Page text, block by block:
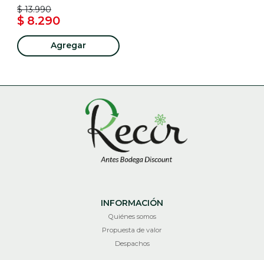
$ 13.990
$ 8.290
Agregar
INFORMACIÓN
Quiénes somos
Propuesta de valor
Despachos